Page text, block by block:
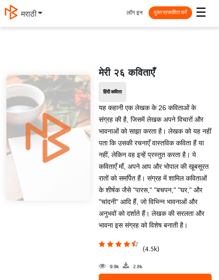
मराठी ☰
लॉग इन मुक्त प्रकाशित करें
मेरी २६ कविताएँ
हिंदी कविता
यह कहानी एक लेखक के 26 कविताओं के
संग्रह की है, जिसमें लेखक अपने विचारों और
भावनाओं को साझा करता है। लेखक को यह नहीं
पता कि उसकी रचनाएँ वास्तविक कविता हैं या
नहीं, लेकिन वह इन्हें प्रस्तुत करता है। ये
कविताएँ माँ, अपने आप और भोपाल की खूबसूरत
रातों को समर्पित हैं। संग्रह में शामिल कविताओं
के शीर्षक जैसे "पारस," "बचपन," "घर," और
"चांदनी" आदि हैं, जो विभिन्न भावनाओं और
अनुभवों को दर्शाते हैं। लेखक की सरलता और
भावना इस संग्रह को विशेष बनाती है।
(4.5k)
9.9k 2.8k